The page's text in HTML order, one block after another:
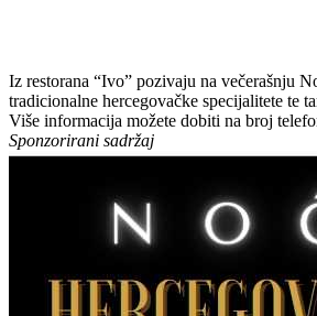
Iz restorana “Ivo” pozivaju na večerašnju
tradicionalne hercegovačke specijalitete te
Više informacija možete dobiti na broj
Sponzorirani sadržaj